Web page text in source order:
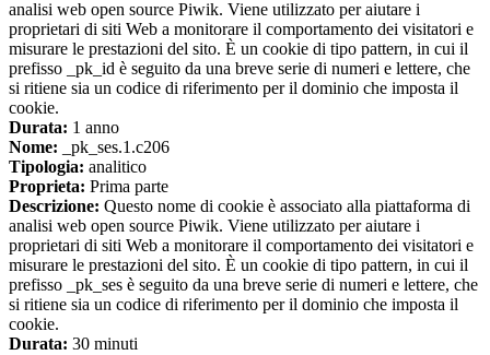
analisi web open source Piwik. Viene utilizzato per aiutare i
proprietari di siti Web a monitorare il comportamento dei visitatori e
misurare le prestazioni del sito. È un cookie di tipo pattern, in cui il
prefisso _pk_id è seguito da una breve serie di numeri e lettere, che
si ritiene sia un codice di riferimento per il dominio che imposta il
cookie.
Durata: 1 anno
Nome: _pk_ses.1.c206
Tipologia: analitico
Proprieta: Prima parte
Descrizione: Questo nome di cookie è associato alla piattaforma di
analisi web open source Piwik. Viene utilizzato per aiutare i
proprietari di siti Web a monitorare il comportamento dei visitatori e
misurare le prestazioni del sito. È un cookie di tipo pattern, in cui il
prefisso _pk_ses è seguito da una breve serie di numeri e lettere, che
si ritiene sia un codice di riferimento per il dominio che imposta il
cookie.
Durata: 30 minuti